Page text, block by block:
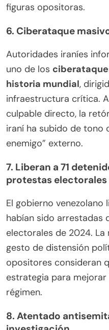
figuras opositoras.
6. Ciberataque
Autoridades iraníes
uno de los
historia mundial,
infraestructura crítica.
culpable directo, la
iraní ha subido de tono
enemigo” externo.
7. Liberan a 71
protestas electorales
El gobierno venezolano
habían sido arrestadas
electorales de 2024.
gesto de distensión
opositores consideran
estrategia para
régimen.
8. Atentado